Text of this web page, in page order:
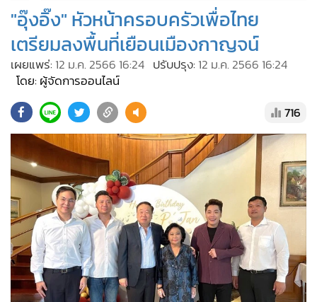
ผู้จัดการรายวัน
คอลัมนิสต์
• ละคร
CbizReview
• ผู้จัดกวน
Good health & Well-being
• Green Innovation & SD
• Management & HR
•
MGR Live
• Infographic
• การเมือง
• ท่องเที่ยว
• กีฬา
"อุ๊งอิ๊ง" หัวหน้าครอบครัวเพื่อไทย
เตรียมลงพื้นที่เยือนเมืองกาญจน์
เผยแพร่: 12 ม.ค. 2566 16:24 ปรับปรุง: 12 ม.ค. 2566 16:24
โดย: ผู้จัดการออนไลน์
716